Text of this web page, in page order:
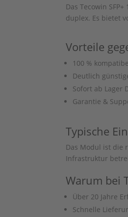
Das Tecowin
duplex. Es bietet
Vorteile
100 %
Deutlich
Sofort ab Lager
Garantie &
Typische
Das Modul ist die
Infrastruktur
Warum bei
Über 20 Jahre
Schnelle